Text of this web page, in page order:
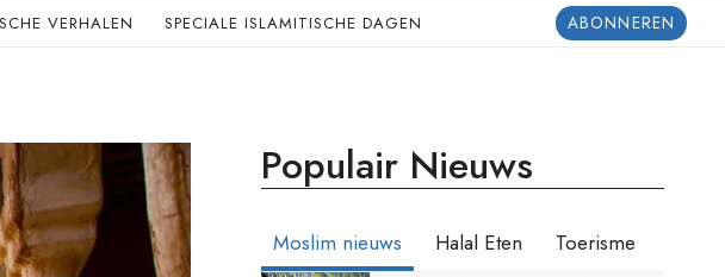
VERHALEN SPECIALE ISLAMITISCHE DAGEN ABONNEREN
Populair Nieuws
Moslim nieuws Halal Eten Toerisme